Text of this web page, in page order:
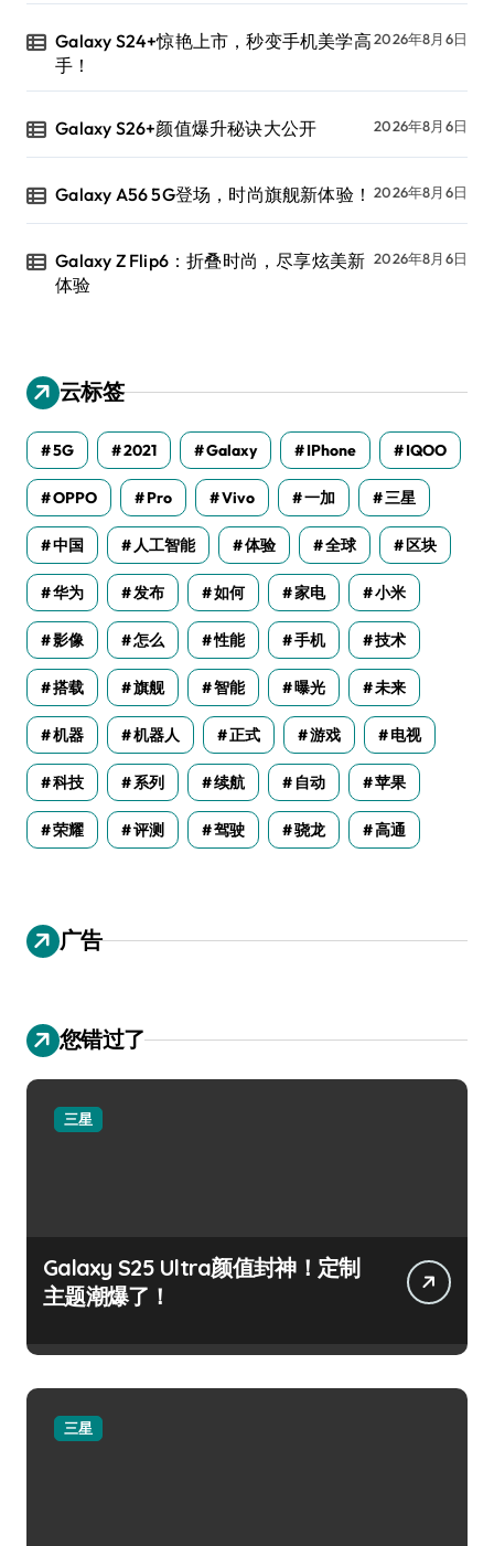
Galaxy S24+惊艳上市，秒变手机美学高
手！
2026年8月6日
Galaxy S26+颜值爆升秘诀大公开 2026年8月6日
Galaxy A56 5G登场，时尚旗舰新体验！ 2026年8月6日
Galaxy Z Flip6：折叠时尚，尽享炫美新
体验
2026年8月6日
云标签
5G 2021 Galaxy IPhone IQOO
OPPO Pro Vivo 一加 三星
中国 人工智能 体验 全球 区块
华为 发布 如何 家电 小米
影像 怎么 性能 手机 技术
搭载 旗舰 智能 曝光 未来
机器 机器人 正式 游戏 电视
科技 系列 续航 自动 苹果
荣耀 评测 驾驶 骁龙 高通
广告
您错过了
三星
Galaxy S25 Ultra颜值封神！定制
主题潮爆了！
三星